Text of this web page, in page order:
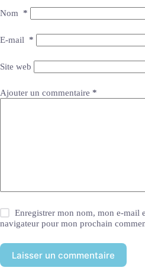
Nom *
E-mail *
Site web
Ajouter un commentaire *
Enregistrer mon nom, mon e-mail
navigateur pour mon prochain
Laisser un commentaire